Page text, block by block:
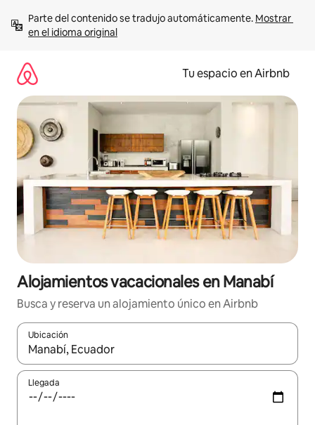
contenido
Parte del contenido se tradujo automáticamente. Mostrar
en el idioma original
Tu espacio en Airbnb
Alojamientos vacacionales en Manabí
Busca y reserva un alojamiento único en Airbnb
Ubicación
Cuando los resultados estén disponibles, podrás navegar
Llegada